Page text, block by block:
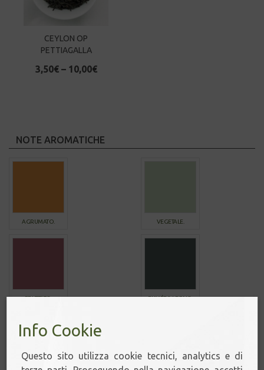
NOTE AROMATICHE
AGRUMATO. VEGETALE.
FRUTTATO. FUMÉE & LEGNO.
CEYLON OP
PETTIAGALLA
3,50€– 10,00€
Info Cookie
Questo sito utilizza cookie tecnici, analytics e di